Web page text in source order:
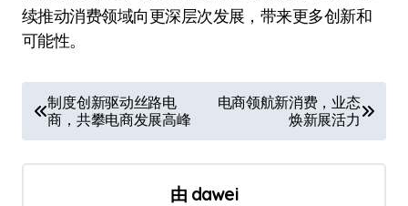
续推动消费领域向更深层次发展，带来更多创新和
可能性。
章
导
制度创新驱动丝路电
商，共攀电商发展高峰
电商领航新消费，业态
焕新展活力
由 dawei